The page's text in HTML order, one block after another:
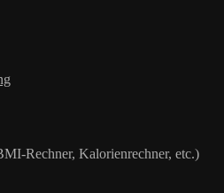
Rechner, Kalorienrechner, etc.)